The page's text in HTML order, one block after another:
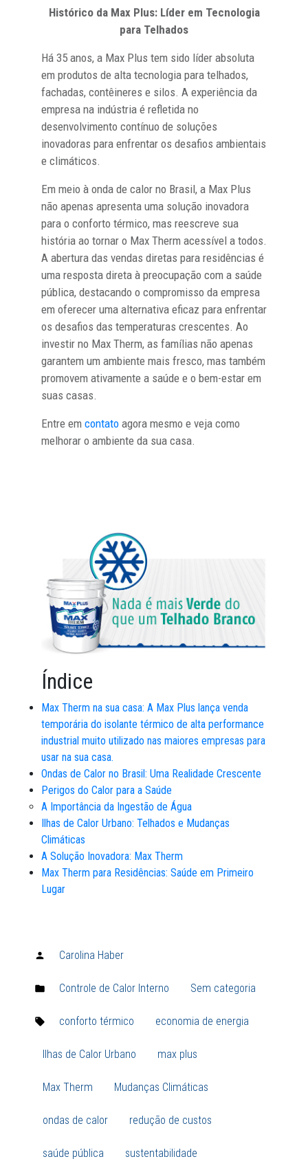
Histórico da Max Plus: Líder em Tecnologia
para Telhados
Há 35 anos, a Max Plus tem sido líder absoluta
em produtos de alta tecnologia para telhados,
fachadas, contêineres e silos. A experiência da
empresa na indústria é refletida no
desenvolvimento contínuo de soluções
inovadoras para enfrentar os desafios ambientais
e climáticos.
Em meio à onda de calor no Brasil, a Max Plus
não apenas apresenta uma solução inovadora
para o conforto térmico, mas reescreve sua
história ao tornar o Max Therm acessível a todos.
A abertura das vendas diretas para residências é
uma resposta direta à preocupação com a saúde
pública, destacando o compromisso da empresa
em oferecer uma alternativa eficaz para enfrentar
os desafios das temperaturas crescentes. Ao
investir no Max Therm, as famílias não apenas
garantem um ambiente mais fresco, mas também
promovem ativamente a saúde e o bem-estar em
suas casas.
Entre em contato agora mesmo e veja como
melhorar o ambiente da sua casa.
Índice
Max Therm na sua casa: A Max Plus lança venda
temporária do isolante térmico de alta performance
industrial muito utilizado nas maiores empresas para
usar na sua casa.
Ondas de Calor no Brasil: Uma Realidade Crescente
Perigos do Calor para a Saúde
A Importância da Ingestão de Água
Ilhas de Calor Urbano: Telhados e Mudanças
Climáticas
A Solução Inovadora: Max Therm
Max Therm para Residências: Saúde em Primeiro
Lugar
Publicado
Carolina Haber
Publicado
Controle de Calor Interno Sem categoria
Tags:
conforto térmico economia de energia
Ilhas de Calor Urbano max plus
Max Therm Mudanças Climáticas
ondas de calor redução de custos
saúde pública sustentabilidade